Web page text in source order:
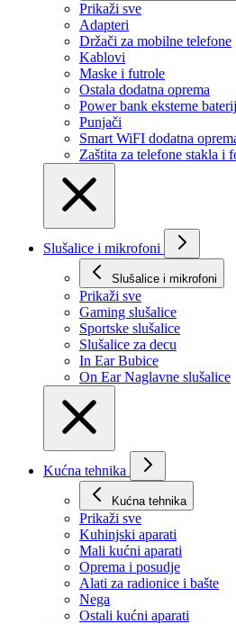
Prikaži svе
Adapteri
Držači za mobilne telefone
Kablovi
Maske i futrole
Ostala dodatna oprema
Power bank eksterne
Punjači
Smart WiFI dodatna
Zaštita za telefone stakla i
Slušalice i mikrofoni
Slušalice i mikrofoni
Prikaži svе
Gaming slušalice
Sportske slušalice
Slušalice za decu
In Ear Bubice
On Ear Naglavne slušalice
Kućna tehnika
Kućna tehnika
Prikaži svе
Kuhinjski aparati
Mali kućni aparati
Oprema i posudje
Alati za radionice i bašte
Nega
Ostali kućni aparati